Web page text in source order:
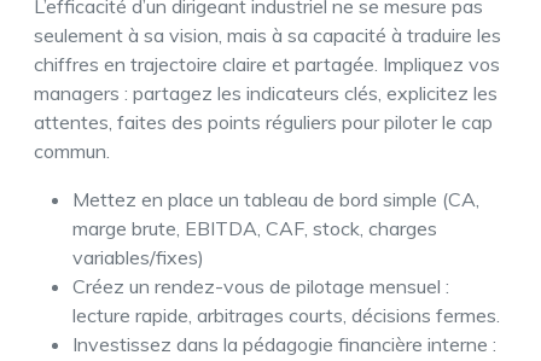
L’efficacité d’un dirigeant industriel ne se mesure pas
seulement à sa vision, mais à sa capacité à traduire les
chiffres en trajectoire claire et partagée. Impliquez vos
managers : partagez les indicateurs clés, explicitez les
attentes, faites des points réguliers pour piloter le cap
commun.
Mettez en place un tableau de bord simple (CA,
marge brute, EBITDA, CAF, stock, charges
variables/fixes)
Créez un rendez-vous de pilotage mensuel :
lecture rapide, arbitrages courts, décisions fermes.
Investissez dans la pédagogie financière interne :